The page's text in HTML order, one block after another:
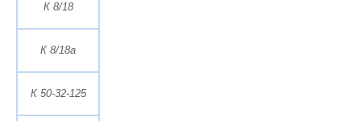
К 8/18
К 8/18а
К 50-32-125